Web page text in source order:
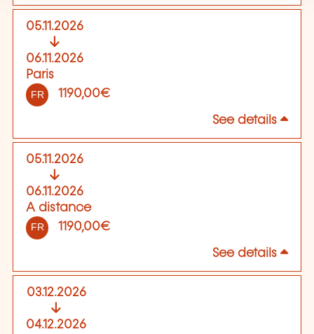
05.11.2026
06.11.2026
Paris
FR 1190,00€
See details
05.11.2026
06.11.2026
A distance
FR 1190,00€
See details
03.12.2026
04.12.2026